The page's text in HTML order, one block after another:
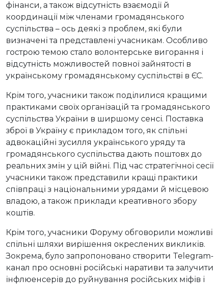
фінанси, а також відсутність взаємодії й
координації між членами громадянського
суспільства – ось деякі з проблем, які були
визначені та представлені учасникам. Особливо
гострою темою стало волонтерське вигорання і
відсутність можливостей повної зайнятості в
українському громадянському суспільстві в ЄС.
Крім того, учасники також поділилися кращими
практиками своїх організацій та громадянського
суспільства України в ширшому сенсі. Поставка
зброї в Україну є прикладом того, як спільні
адвокаційні зусилля українського уряду та
громадянського суспільства дають поштовх до
реальних змін у цій війні. Під час стратегічної сесії
учасники також представили кращі практики
співпраці з національними урядами й місцевою
владою, а також приклади креативного збору
коштів.
Крім того, учасники Форуму обговорили можливі
спільні шляхи вирішення окреслених викликів.
Зокрема, було запропоновано створити Telegram-
канал про основні російські наративи та залучити
інфлюенсерів до руйнування російських міфів і